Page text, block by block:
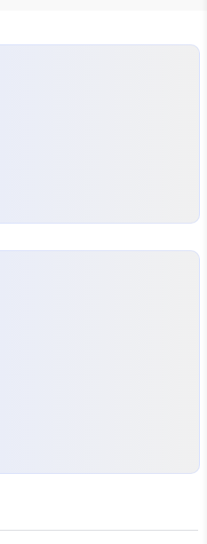
인 혜택만을 강